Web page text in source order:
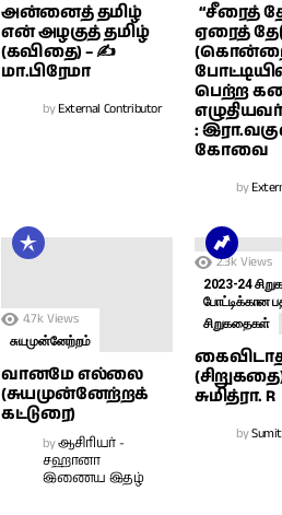
அன்னைத் தமிழ்
என் அழகுத் தமிழ்
(கவிதை) – ✍
மா.பிரேமா
byExternal Contributor
“சீரைத்
ஏரைத்
பெற்ற
எழுதியவர்
:
கோவை
by
4.7k Views
சுயமுன்னேற்றம்
வானமே எல்லை
(சுயமுன்னேற்றக்
கட்டுரை)
byஆசிரியர் -
சஹானா
இணைய இதழ்
2.3k Views
2023-24
போட்டிக்கான
சிறுகதைகள்
சுமித்ரா. R
by